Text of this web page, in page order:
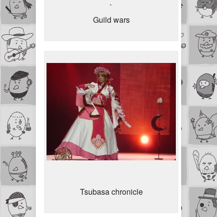
`
Guild wars
Tsubasa chronicle